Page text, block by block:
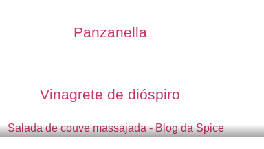
Panzanella
Vinagrete de dióspiro